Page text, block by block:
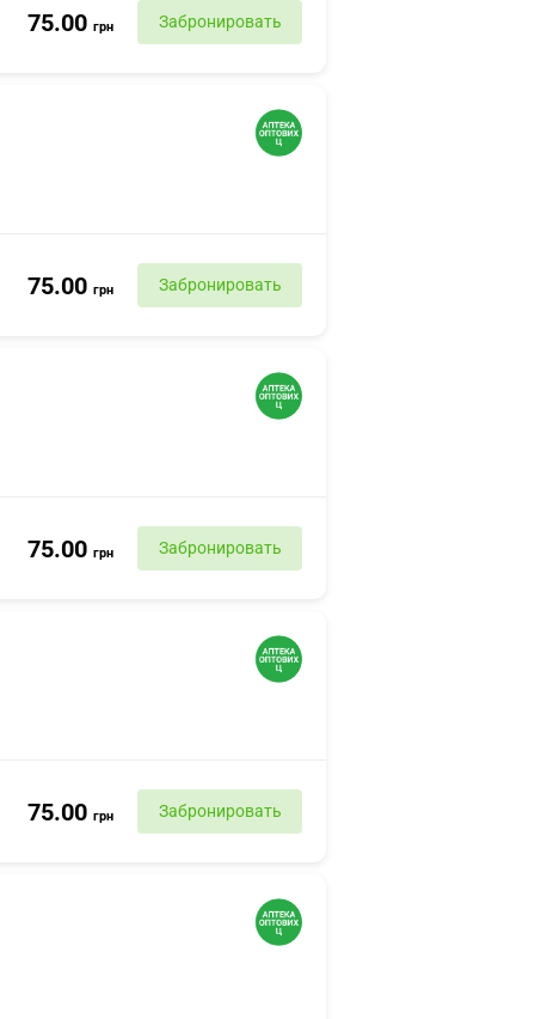
75.00 грн Забронировать
75.00 грн Забронировать
75.00 грн Забронировать
75.00 грн Забронировать